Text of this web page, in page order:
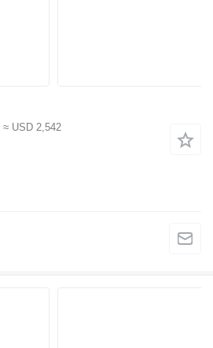
≈ USD 2,542